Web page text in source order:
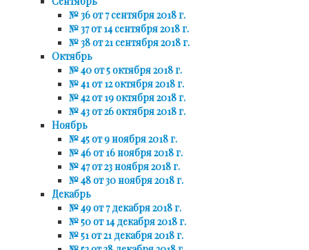
№ 36 от 7 сентября 2018 г.
№ 37 от 14 сентября 2018 г.
№ 38 от 21 сентября 2018 г.
Октябрь
№ 40 от 5 октября 2018 г.
№ 41 от 12 октября 2018 г.
№ 42 от 19 октября 2018 г.
№ 43 от 26 октября 2018 г.
Ноябрь
№ 45 от 9 ноября 2018 г.
№ 46 от 16 ноября 2018 г.
№ 47 от 23 ноября 2018 г.
№ 48 от 30 ноября 2018 г.
Декабрь
№ 49 от 7 декабря 2018 г.
№ 50 от 14 декабря 2018 г.
№ 51 от 21 декабря 2018 г.